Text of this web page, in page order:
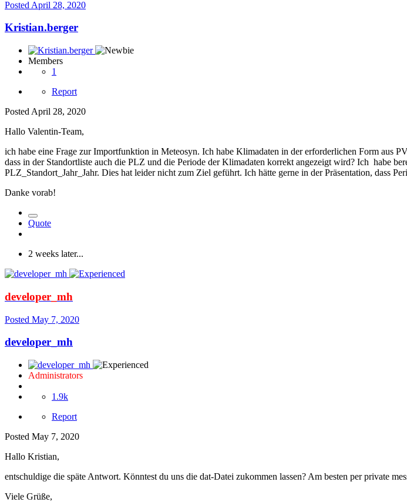
Posted April 28, 2020
Kristian.berger
Members
1
Report
Posted April 28, 2020
Hallo Valentin-Team,
ich habe eine Frage zur Importfunktion in Meteosyn. Ich habe Klimadaten in der erforderlichen Form aus
dass in der Standortliste auch die PLZ und die Periode der Klimadaten korrekt angezeigt wird? Ich habe
PLZ_Standort_Jahr_Jahr. Dies hat leider nicht zum Ziel geführt. Ich hätte gerne in der Präsentation, dass
Danke vorab!
Quote
2 weeks later...
developer_mh
Posted May 7, 2020
developer_mh
Administrators
1.9k
Report
Posted May 7, 2020
Hallo Kristian,
entschuldige die späte Antwort. Könntest du uns die dat-Datei zukommen lassen? Am besten per private
Viele Grüße,